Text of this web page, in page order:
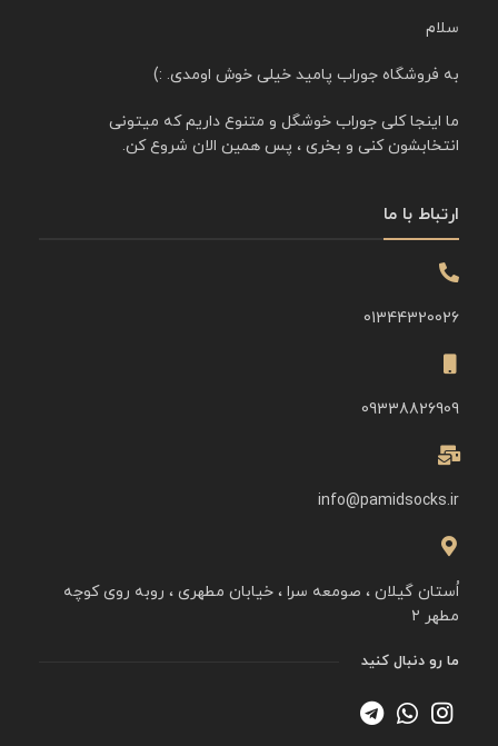
سلام
به فروشگاه جوراب پامید خیلی خوش اومدی. :)
ما اینجا کلی جوراب خوشگل و متنوع داریم که میتونی
انتخابشون کنی و بخری ، پس همین الان شروع کن.
ارتباط با ما
01344320026
09338826909
info@pamidsocks.ir
اُستان گیلان ، صومعه سرا ، خیابان مطهری ، روبه روی کوچه
مطهر ۲
ما رو دنبال کنید